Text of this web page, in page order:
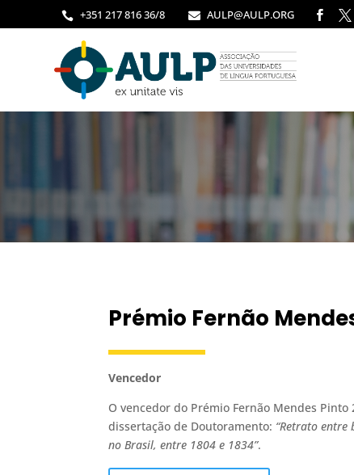
 +351 217 816 36/8  AULP@AULP.ORG  
Prémio Fernão
Vencedor
O vencedor do Prémio Fernão Mendes
dissertação de Doutoramento: “Retrato
no Brasil, entre 1804 e 1834”.